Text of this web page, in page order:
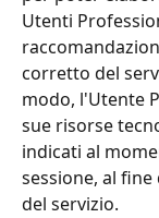
Utenti
corretto del
modo, l'Utente
sue risorse
indicati al
sessione, al
del servizio.